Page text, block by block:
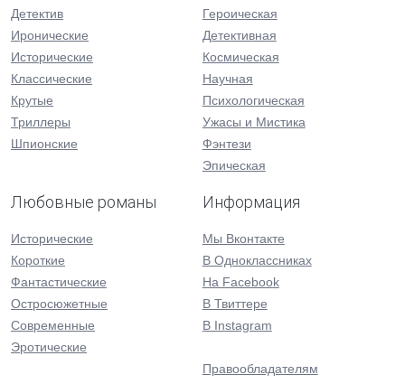
Детектив
Иронические
Исторические
Классические
Крутые
Триллеры
Шпионские
Героическая
Детективная
Космическая
Научная
Психологическая
Ужасы и Мистика
Фэнтези
Эпическая
Любовные романы
Исторические
Короткие
Фантастические
Остросюжетные
Современные
Эротические
Информация
Мы Вконтакте
В Одноклассниках
На Facebook
В Твиттере
В Instagram
Правообладателям